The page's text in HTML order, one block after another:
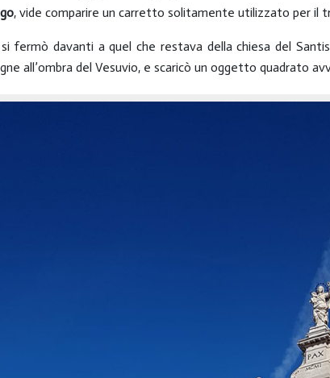
, vide comparire un carretto solitamente utilizzato per il
fermò davanti a quel che restava della chiesa del
all’ombra del Vesuvio, e scaricò un oggetto quadrato